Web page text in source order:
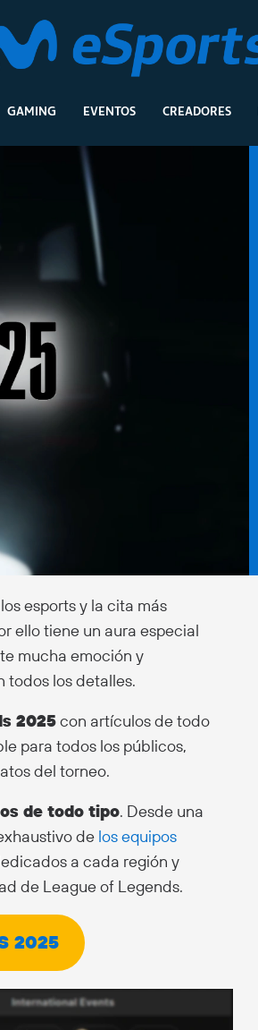
GAMING EVENTOS CREADORES
esports y la cita más
ello tiene un aura especial
mucha emoción y
todos los detalles.
2025con artículos de todo
para todos los públicos,
del torneo.
de todo tipo. Desde una
de los equipos
a cada región y
de League of Legends.
2025